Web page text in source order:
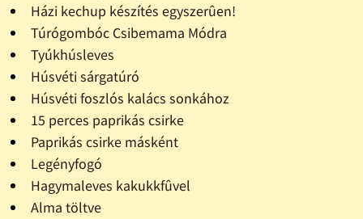
Házi kechup készítés egyszerûen!
Túrógombóc Csibemama Módra
Tyúkhúsleves
Húsvéti sárgatúró
Húsvéti foszlós kalács sonkához
15 perces paprikás csirke
Paprikás csirke másként
Legényfogó
Hagymaleves kakukkfûvel
Alma töltve